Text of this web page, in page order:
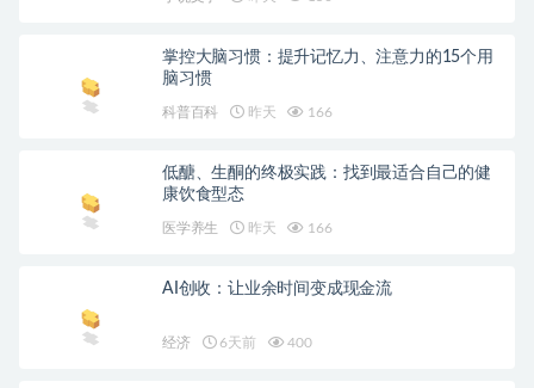
掌控大脑习惯：提升记忆力、注意力的15个用
脑习惯
科普百科 昨天 166
低醣、生酮的终极实践：找到最适合自己的健
康饮食型态
医学养生 昨天 166
AI创收：让业余时间变成现金流
经济 6天前 400